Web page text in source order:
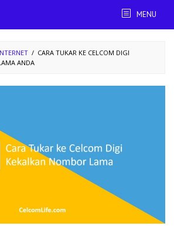
MENU
/ CARA TUKAR KE CELCOM DIGI
ANDA